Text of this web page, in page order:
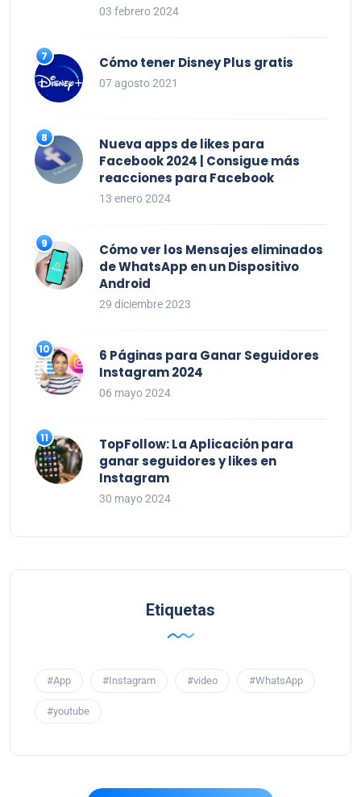
03 febrero 2024
Cómo tener Disney Plus gratis
07 agosto 2021
Nueva apps de likes para
Facebook 2024 | Consigue más
reacciones para Facebook
13 enero 2024
Cómo ver los Mensajes eliminados
de WhatsApp en un Dispositivo
Android
29 diciembre 2023
6 Páginas para Ganar Seguidores
Instagram 2024
06 mayo 2024
TopFollow: La Aplicación para
ganar seguidores y likes en
Instagram
30 mayo 2024
Etiquetas
#App #Instagram #video #WhatsApp
#youtube